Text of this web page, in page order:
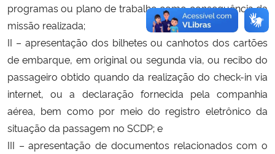
programas ou plano de trabalho como consequência da
missão realizada;
II – apresentação dos bilhetes ou canhotos dos cartões
de embarque, em original ou segunda via, ou recibo do
passageiro obtido quando da realização do check-in via
internet, ou a declaração fornecida pela companhia
aérea, bem como por meio do registro eletrônico da
situação da passagem no SCDP; e
III – apresentação de documentos relacionados com o